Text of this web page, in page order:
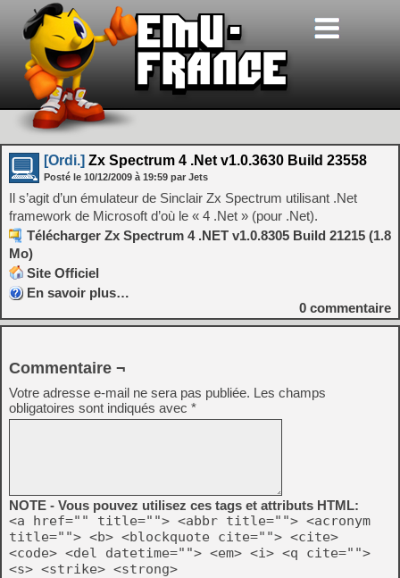
[Ordi.] Zx Spectrum 4 .Net v1.0.3630 Build 23558
Posté le 10/12/2009 à 19:59 par Jets
Il s’agit d’un émulateur de Sinclair Zx Spectrum utilisant .Net
framework de Microsoft d’où le « 4 .Net » (pour .Net).
Télécharger Zx Spectrum 4 .NET v1.0.8305 Build 21215 (1.8
Mo)
Site Officiel
En savoir plus…
0 commentaire
Commentaire ¬
Votre adresse e-mail ne sera pas publiée. Les champs
obligatoires sont indiqués avec *
NOTE - Vous pouvez utilisez ces tags et attributs HTML:
<a href="" title=""> <abbr title=""> <acronym
title=""> <b> <blockquote cite=""> <cite>
<code> <del datetime=""> <em> <i> <q cite="">
<s> <strike> <strong>